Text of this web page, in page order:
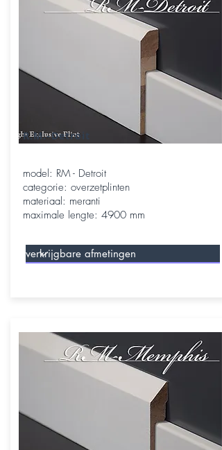
R.M.-Detroit
model: RM - Detroit
categorie: overzetplinten
materiaal: meranti
maximale lengte: 4900 mm